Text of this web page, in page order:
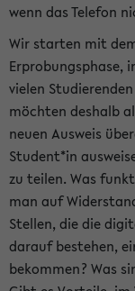
wenn das Telefon
Wir starten mit
Erprobungsphase,
vielen
möchten deshalb
neuen Ausweis
Student*in
zu teilen. Was
man auf
Stellen, die die
darauf bestehen,
bekommen? Was